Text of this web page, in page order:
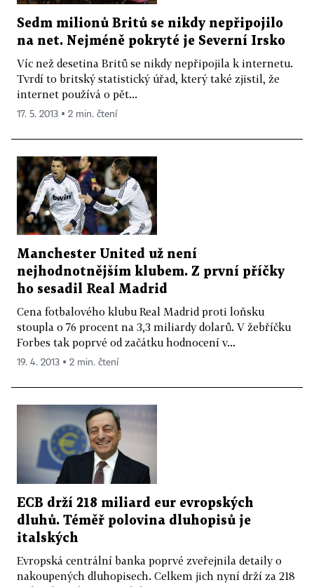
Sedm milionů Britů se nikdy nepřipojilo
na net. Nejméně pokryté je Severní Irsko
Víc než desetina Britů se nikdy nepřipojila k internetu.
Tvrdí to britský statistický úřad, který také zjistil, že
internet používá o pět...
17. 5. 2013 ▪ 2 min. čtení
Manchester United už není
nejhodnotnějším klubem. Z první příčky
ho sesadil Real Madrid
Cena fotbalového klubu Real Madrid proti loňsku
stoupla o 76 procent na 3,3 miliardy dolarů. V žebříčku
Forbes tak poprvé od začátku hodnocení v...
19. 4. 2013 ▪ 2 min. čtení
ECB drží 218 miliard eur evropských
dluhů. Téměř polovina dluhopisů je
italských
Evropská centrální banka poprvé zveřejnila detaily o
nakoupených dluhopisech. Celkem jich nyní drží za 218